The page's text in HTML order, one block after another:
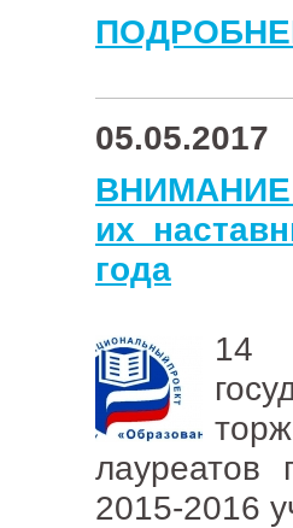
05.05.2017
их
года
14
лауреатов
2015-2016